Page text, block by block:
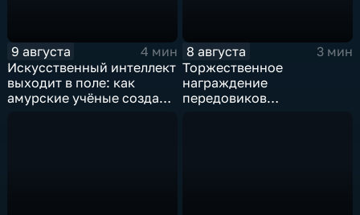
9 августа
4 мин
Искусственный интеллект
выходит в поле: как
амурские учёные создают
8 августа
3 мин
Торжественное
награждение
передовиков